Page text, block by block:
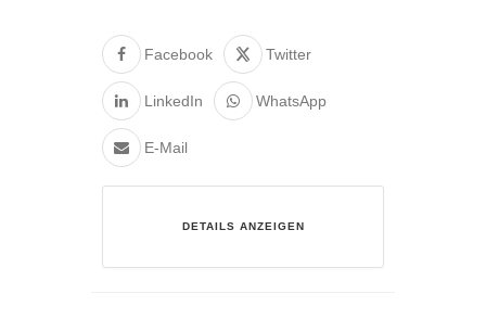
Facebook Twitter
LinkedIn WhatsApp
E-Mail
DETAILS ANZEIGEN